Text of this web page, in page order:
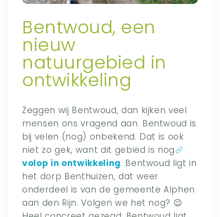
Bentwoud, een
nieuw
natuurgebied in
ontwikkeling
Zeggen wij Bentwoud, dan kijken veel
mensen ons vragend aan. Bentwoud is
bij velen (nog) onbekend. Dat is ook
niet zo gek, want dit gebied is nog
volop in ontwikkeling. Bentwoud ligt in
het dorp Benthuizen, dat weer
onderdeel is van de gemeente Alphen
aan den Rijn. Volgen we het nog? 😉